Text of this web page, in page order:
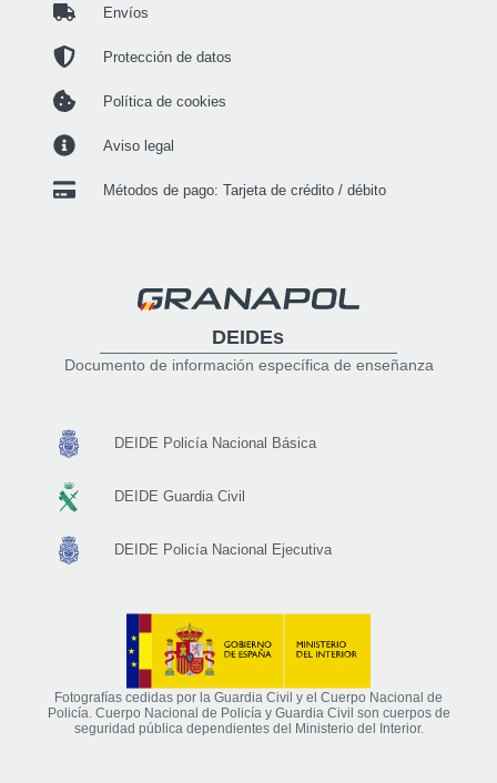
Envíos
Protección de datos
Política de cookies
Aviso legal
Métodos de pago: Tarjeta de crédito / débito
DEIDEs
Documento de información específica de enseñanza
DEIDE Policía Nacional Básica
DEIDE Guardia Civil
DEIDE Policía Nacional Ejecutiva
Fotografías cedidas por la Guardia Civil y el Cuerpo Nacional de
Policía. Cuerpo Nacional de Policía y Guardia Civil son cuerpos de
seguridad pública dependientes del Ministerio del Interior.